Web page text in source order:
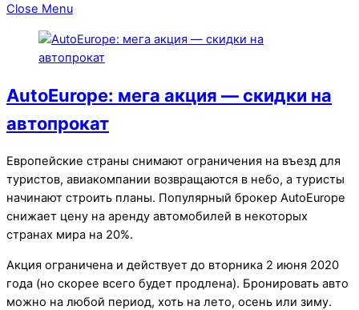
Close Menu
AutoEurope: мега акция — скидки на
автопрокат
Европейские страны снимают ограничения на въезд для
туристов, авиакомпании возвращаются в небо, а туристы
начинают строить планы. Популярный брокер AutoEurope
снижает цену на аренду автомобилей в некоторых
странах мира на 20%.
Акция ограничена и действует до вторника 2 июня 2020
года (но скорее всего будет продлена). Бронировать авто
можно на любой период, хоть на лето, осень или зиму.